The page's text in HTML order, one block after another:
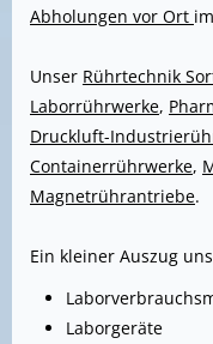
Abholungen vor Ort
Unser Rührtechnik
Laborrührwerke,
Druckluft-
Containerrührwerke,
Magnetrührantriebe.
Ein kleiner Auszug
Laborgeräte